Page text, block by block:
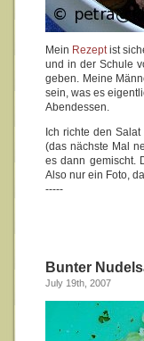
Mein Rezeptist
und in der Schule
geben. Meine
sein, was es
Abendessen.
Ich richte den
(das nächste Mal
es dann gemischt.
Also nur ein Foto,
-----
Bunter
July 19th, 2007